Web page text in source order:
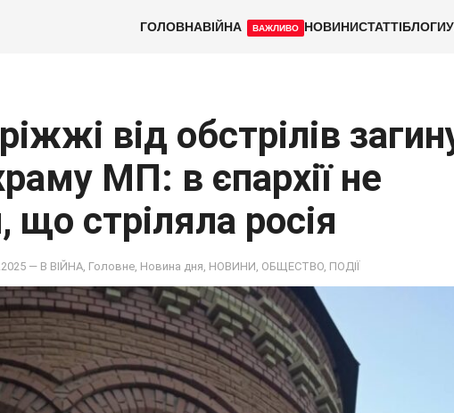
ГОЛОВНАВІЙНА ВАЖЛИВО НОВИНИСТАТТІБЛОГИ
від обстрілів
МП: в єпархії не
що стріляла росія
— В ВІЙНА Головне Новина дня НОВИНИ ОБЩЕСТВО ПОДІЇ